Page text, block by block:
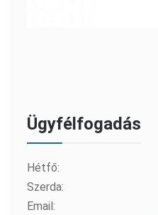
Ügyfélfogadás
Hétfő:
Szerda:
Email: